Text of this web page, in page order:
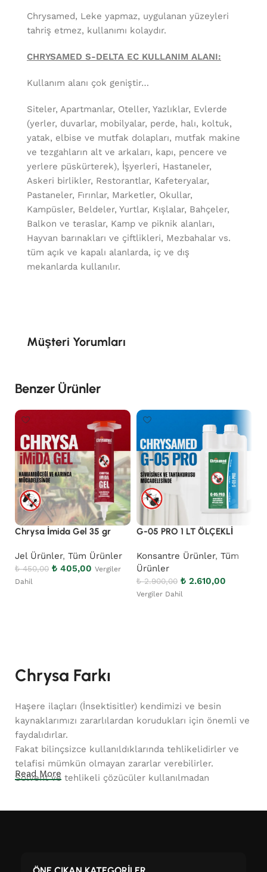
Chrysamed, Leke yapmaz, uygulanan yüzeyleri
tahriş etmez, kullanımı kolaydır.
CHRYSAMED S-DELTA EC KULLANIM ALANI:
Kullanım alanı çok geniştir…
Siteler, Apartmanlar, Oteller, Yazlıklar, Evlerde
(yerler, duvarlar, mobilyalar, perde, halı, koltuk,
yatak, elbise ve mutfak dolapları, mutfak makine
ve tezgahların alt ve arkaları, kapı, pencere ve
yerlere püskürterek), İşyerleri, Hastaneler,
Askeri birlikler, Restorantlar, Kafeteryalar,
Pastaneler, Fırınlar, Marketler, Okullar,
Kampüsler, Beldeler, Yurtlar, Kışlalar, Bahçeler,
Balkon ve teraslar, Kamp ve piknik alanları,
Hayvan barınakları ve çiftlikleri, Mezbahalar vs.
tüm açık ve kapalı alanlarda, iç ve dış
mekanlarda kullanılır.
Müşteri Yorumları
Benzer Ürünler
Chrysa İmida Gel 35 gr
Jel Ürünler, Tüm Ürünler
₺450,00 ₺ 405,00 Vergiler
Dahil
G-05 PRO 1 LT ÖLÇEKLİ
Konsantre Ürünler, Tüm
Ürünler
₺2.900,00 ₺ 2.610,00
Vergiler Dahil
Chrysa Farkı
Haşere ilaçları (İnsektisitler) kendimizi ve besin
kaynaklarımızı zararlılardan korudukları için önemli ve
faydalıdırlar.
Fakat bilinçsizce kullanıldıklarında tehlikelidirler ve
telafisi mümkün olmayan zararlar verebilirler.
Solvent ve tehlikeli çözücüler kullanılmadan
Read More